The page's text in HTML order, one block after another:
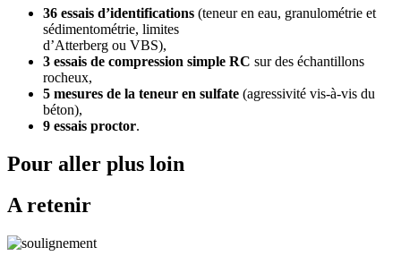
36 essais d’identifications (teneur en eau, granulométrie et
sédimentométrie, limites
d’Atterberg ou VBS),
3 essais de compression simple RC sur des échantillons
rocheux,
5 mesures de la teneur en sulfate (agressivité vis-à-vis du
béton),
9 essais proctor.
Pour aller plus loin
A retenir